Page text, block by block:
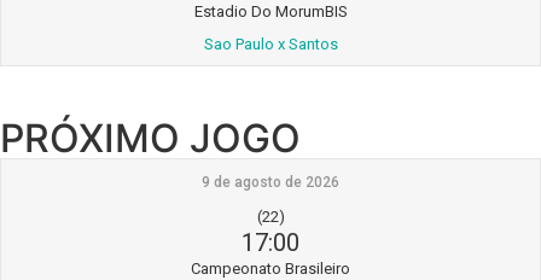
Estadio Do MorumBIS
Sao Paulo x Santos
PRÓXIMO JOGO
9 de agosto de 2026
(22)
17:00
Campeonato Brasileiro